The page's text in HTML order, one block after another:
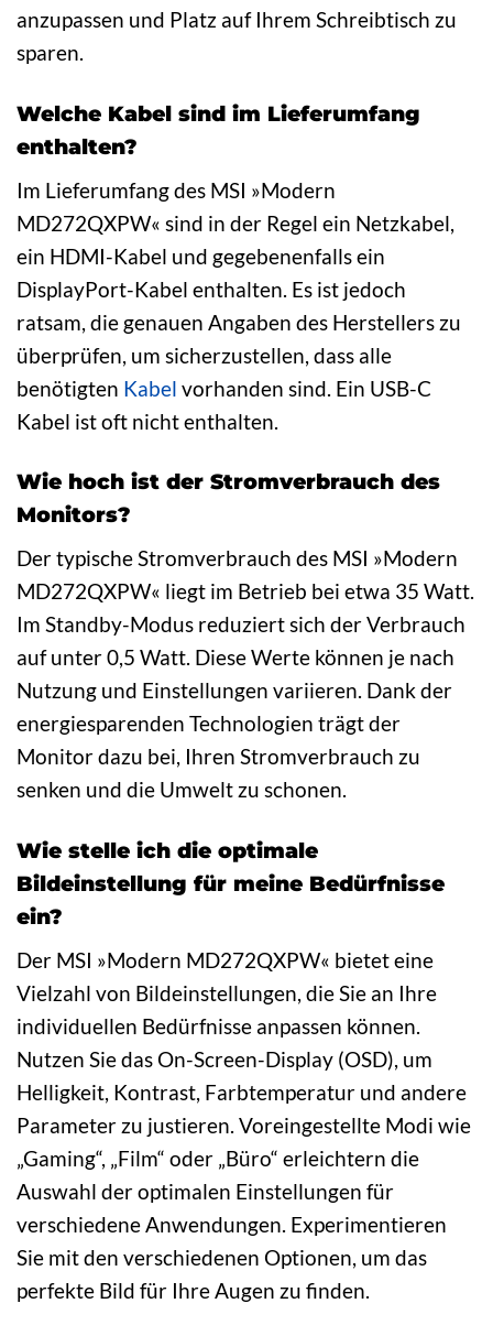
anzupassen und Platz auf Ihrem Schreibtisch zu
sparen.
Welche Kabel sind im Lieferumfang
enthalten?
Im Lieferumfang des MSI »Modern
MD272QXPW« sind in der Regel ein Netzkabel,
ein HDMI-Kabel und gegebenenfalls ein
DisplayPort-Kabel enthalten. Es ist jedoch
ratsam, die genauen Angaben des Herstellers zu
überprüfen, um sicherzustellen, dass alle
benötigten Kabel vorhanden sind. Ein USB-C
Kabel ist oft nicht enthalten.
Wie hoch ist der Stromverbrauch des
Monitors?
Der typische Stromverbrauch des MSI »Modern
MD272QXPW« liegt im Betrieb bei etwa 35 Watt.
Im Standby-Modus reduziert sich der Verbrauch
auf unter 0,5 Watt. Diese Werte können je nach
Nutzung und Einstellungen variieren. Dank der
energiesparenden Technologien trägt der
Monitor dazu bei, Ihren Stromverbrauch zu
senken und die Umwelt zu schonen.
Wie stelle ich die optimale
Bildeinstellung für meine Bedürfnisse
ein?
Der MSI »Modern MD272QXPW« bietet eine
Vielzahl von Bildeinstellungen, die Sie an Ihre
individuellen Bedürfnisse anpassen können.
Nutzen Sie das On-Screen-Display (OSD), um
Helligkeit, Kontrast, Farbtemperatur und andere
Parameter zu justieren. Voreingestellte Modi wie
„Gaming“, „Film“ oder „Büro“ erleichtern die
Auswahl der optimalen Einstellungen für
verschiedene Anwendungen. Experimentieren
Sie mit den verschiedenen Optionen, um das
perfekte Bild für Ihre Augen zu finden.